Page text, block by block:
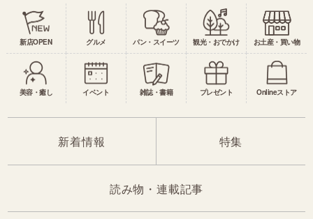
新店OPEN グルメ パン・スイーツ 観光・おでかけ お土産・買い物
美容・癒し イベント 雑誌・書籍 プレゼント Onlineストア
新着情報 特集
読み物・連載記事